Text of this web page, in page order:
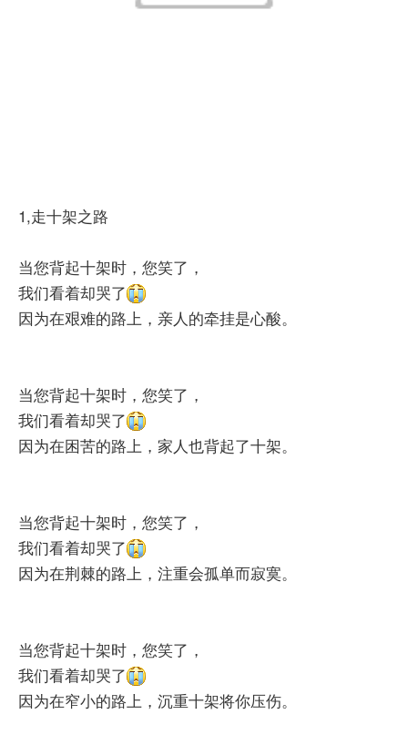
1,走十架之路
当您背起十架时，您笑了，
我们看着却哭了
因为在艰难的路上，亲人的牵挂是心酸。
当您背起十架时，您笑了，
我们看着却哭了
因为在困苦的路上，家人也背起了十架。
当您背起十架时，您笑了，
我们看着却哭了
因为在荆棘的路上，注重会孤单而寂寞。
当您背起十架时，您笑了，
我们看着却哭了
因为在窄小的路上，沉重十架将你压伤。